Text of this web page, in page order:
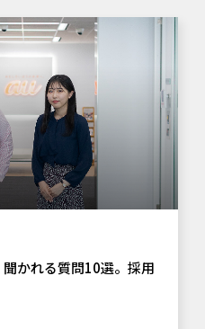
かれる質問10選。採用